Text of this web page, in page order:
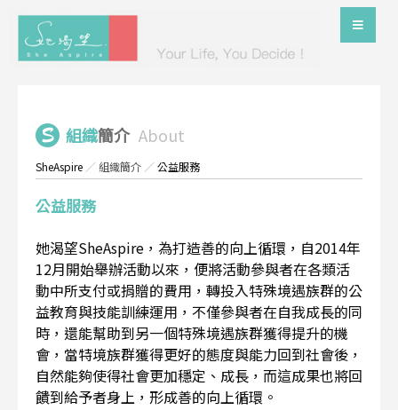
組織簡介 About
SheAspire ／組織簡介 ／公益服務
公益服務
她渴望SheAspire，為打造善的向上循環，自2014年
12月開始舉辦活動以來，便將活動參與者在各類活
動中所支付或捐贈的費用，轉投入特殊境遇族群的公
益教育與技能訓練運用，不僅參與者在自我成長的同
時，還能幫助到另一個特殊境遇族群獲得提升的機
會，當特境族群獲得更好的態度與能力回到社會後，
自然能夠使得社會更加穩定、成長，而這成果也將回
饋到給予者身上，形成善的向上循環。